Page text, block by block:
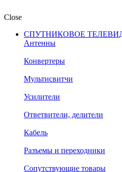
Close
СПУТНИКОВОЕ
Антенны
Конвертеры
Мультисвитчи
Усилители
Ответвители, делители
Кабель
Разъемы и переходники
Сопутствующие товары